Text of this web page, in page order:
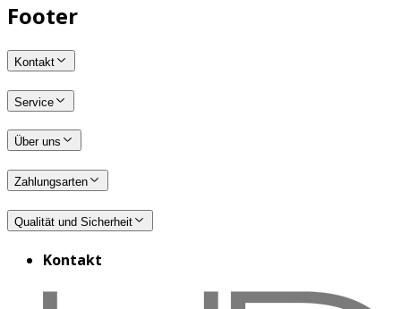
Footer
Kontakt
Service
Über uns
Zahlungsarten
Qualität und Sicherheit
Kontakt